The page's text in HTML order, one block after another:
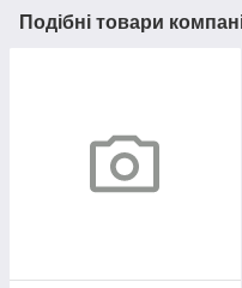
Подібні товари